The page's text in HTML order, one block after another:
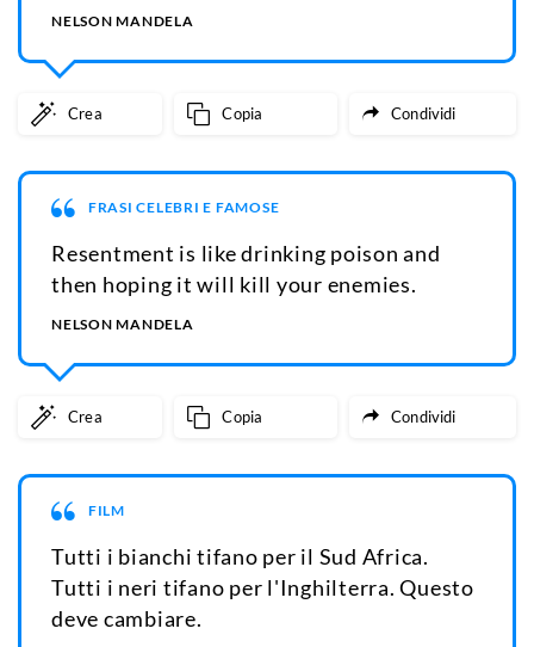
NELSON MANDELA
Crea Copia Condividi
FRASI CELEBRI E FAMOSE
Resentment is like drinking poison and
then hoping it will kill your enemies.
NELSON MANDELA
Crea Copia Condividi
FILM
Tutti i bianchi tifano per il Sud Africa.
Tutti i neri tifano per l'Inghilterra. Questo
deve cambiare.